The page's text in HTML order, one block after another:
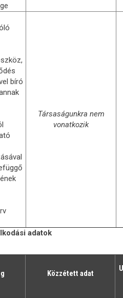
bíró
Társaságunkra nem
vonatkozik
adatok
Közzétett adat